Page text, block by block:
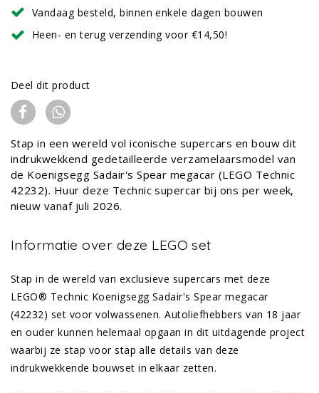
Vandaag besteld, binnen enkele dagen bouwen
Heen- en terug verzending voor €14,50!
Deel dit product
Stap in een wereld vol iconische supercars en bouw dit
indrukwekkend gedetailleerde verzamelaarsmodel van
de Koenigsegg Sadair's Spear megacar (LEGO Technic
42232). Huur deze Technic supercar bij ons per week,
nieuw vanaf juli 2026.
Informatie over deze LEGO set
Stap in de wereld van exclusieve supercars met deze
LEGO® Technic Koenigsegg Sadair's Spear megacar
(42232) set voor volwassenen. Autoliefhebbers van 18 jaar
en ouder kunnen helemaal opgaan in dit uitdagende project
waarbij ze stap voor stap alle details van deze
indrukwekkende bouwset in elkaar zetten.